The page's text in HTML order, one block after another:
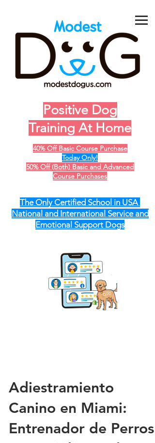
Positive Dog
Training At Home
40% Off Basic Course Purchase
Today Only!
50% Off (Both) Basic and Advanced
Course Purchases
The Only Certified School in USA
National and International Service and
Emotional Support Dogs
Adiestramiento
Canino en Miami:
Entrenador de Perros